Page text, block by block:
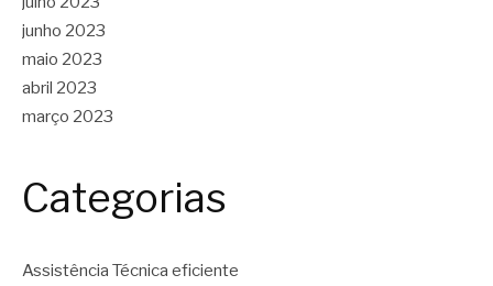
junho 2023
maio 2023
abril 2023
março 2023
Categorias
Assistência Técnica eficiente